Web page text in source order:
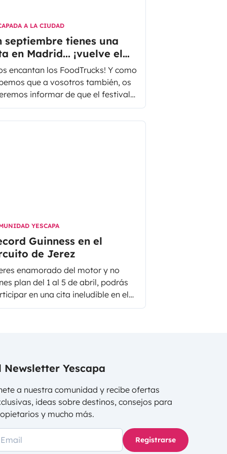
A LA CIUDAD
septiembre tienes una
en Madrid... ¡vuelve el
de la capital!
encantan los FoodTrucks! Y como
que a vosotros también, os
informar de que el festival
MadrEAT vuelve en
¡ no os lo podéis perder!
YESCAPA
Guinness en el
de Jerez
enamorado del motor y no
plan del 1 al 5 de abril, podrás
en una cita ineludible en el
de Jerez. Este evento consiste
Newsletter Yescapa
a nuestra comunidad y recibe ofertas
ideas sobre destinos, consejos para
y mucho más.
Registrarse